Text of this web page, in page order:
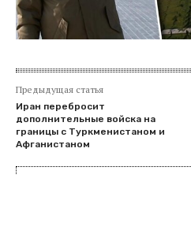
Предыдущая статья
Иран перебросит
дополнительные войска на
границы с Туркменистаном и
Афганистаном